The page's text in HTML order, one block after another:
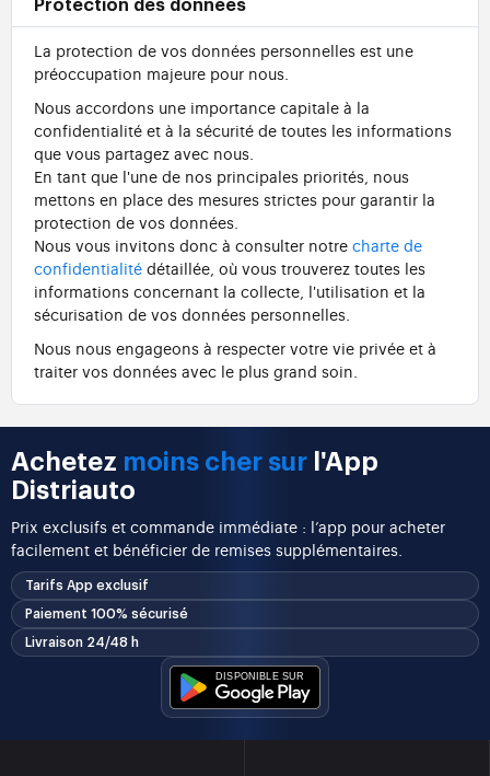
Protection des données
La protection de vos données personnelles est une
préoccupation majeure pour nous.
Nous accordons une importance capitale à la
confidentialité et à la sécurité de toutes les informations
que vous partagez avec nous.
En tant que l'une de nos principales priorités, nous
mettons en place des mesures strictes pour garantir la
protection de vos données.
Nous vous invitons donc à consulter notre charte de
confidentialité détaillée, où vous trouverez toutes les
informations concernant la collecte, l'utilisation et la
sécurisation de vos données personnelles.
Nous nous engageons à respecter votre vie privée et à
traiter vos données avec le plus grand soin.
Achetez moins cher sur l'App
Distriauto
Prix exclusifs et commande immédiate : l’app pour acheter
facilement et bénéficier de remises supplémentaires.
Tarifs App exclusif
Paiement 100% sécurisé
Livraison 24/48 h